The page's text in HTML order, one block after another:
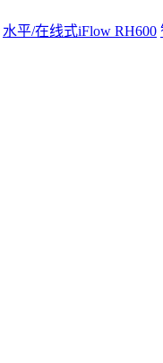
水平/在线式iFlow RH600